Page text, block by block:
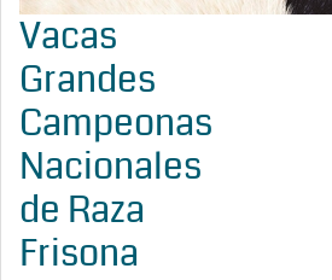
Vacas
Grandes
Campeonas
Nacionales
de Raza
Frisona